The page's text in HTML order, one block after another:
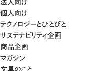
個人向け
テクノロジーとひとびと
サステナビリティ企画
商品企画
マガジン